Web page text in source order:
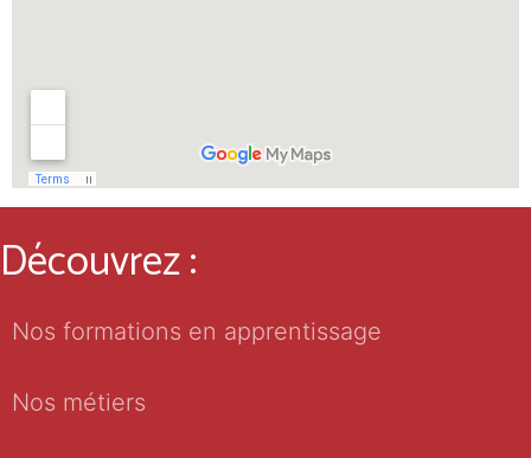
Découvrez :
Nos formations en apprentissage
Nos métiers